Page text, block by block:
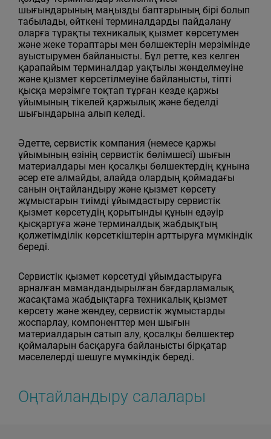
шығындарының маңызды баптарының бірі болып
табылады, өйткені терминалдарды пайдалану
оларға тұрақты техникалық қызмет көрсетумен
және жеке тораптары мен бөлшектерін мерзімінде
ауыстырумен байланысты. Бұл ретте, кез келген
қарапайым терминалдар уақтылы жөнделмеуіне
және қызмет көрсетілмеуіне байланысты, тіпті
қысқа мерзімге тоқтап тұрған кезде қаржы
ұйымының тікелей қаржылық және беделді
шығындарына алып келеді.
Әдетте, сервистік компания (немесе қаржы
ұйымының өзінің сервистік бөлімшесі) шығын
материалдары мен қосалқы бөлшектердің құнына
әсер ете алмайды, алайда олардың қоймадағы
санын оңтайландыру және қызмет көрсету
жұмыстарын тиімді ұйымдастыру сервистік
қызмет көрсетудің қорытынды құнын едәуір
қысқартуға және терминалдық жабдықтың
қолжетімділік көрсеткіштерін арттыруға мүмкіндік
береді.
Сервистік қызмет көрсетуді ұйымдастыруға
арналған мамандандырылған бағдарламалық
жасақтама жабдықтарға техникалық қызмет
көрсету және жөндеу, сервистік жұмыстарды
жоспарлау, компоненттер мен шығын
материалдарын сатып алу, қосалқы бөлшектер
қоймаларын басқаруға байланысты бірқатар
мәселелерді шешуге мүмкіндік береді.
Оңтайландыру салалары